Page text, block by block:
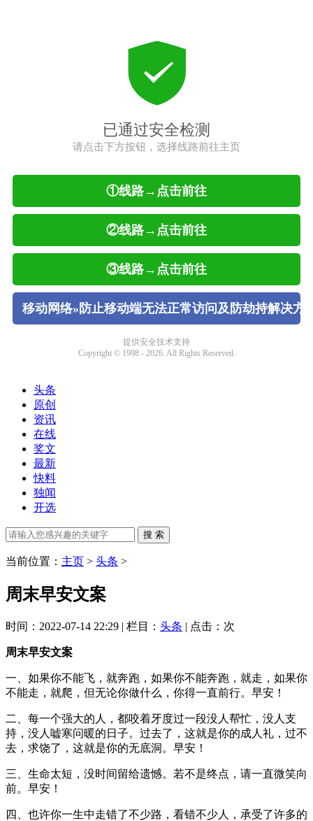
头条
原创
资讯
在线
奖文
最新
快料
独闻
开选
当前位置： 主页 > 头条 >
周末早安文案
时间：2022-07-14 22:29 | 栏目： 头条 | 点击： 次
周末早安文案
一、如果你不能飞，就奔跑，如果你不能奔跑，就走，如果你
不能走，就爬，但无论你做什么，你得一直前行。早安！
二、每一个强大的人，都咬着牙度过一段没人帮忙，没人支
持，没人嘘寒问暖的日子。过去了，这就是你的成人礼，过不
去，求饶了，这就是你的无底洞。早安！
三、生命太短，没时间留给遗憾。若不是终点，请一直微笑向
前。早安！
四、也许你一生中走错了不少路，看错不少人，承受了许多的